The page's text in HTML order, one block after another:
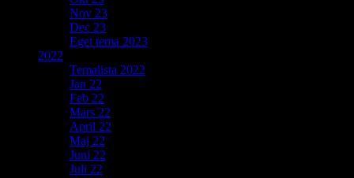
Nov 23
Dec 23
Eget tema 2023
2022
Temalista 2022
Jan 22
Feb 22
Mars 22
April 22
Maj 22
Juni 22
Juli 22